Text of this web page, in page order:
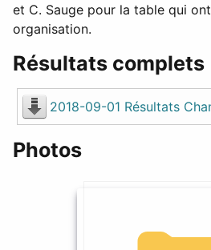
et C. Sauge pour la table qui
organisation.
Résultats complets
2018-09-01 Résultats
Photos